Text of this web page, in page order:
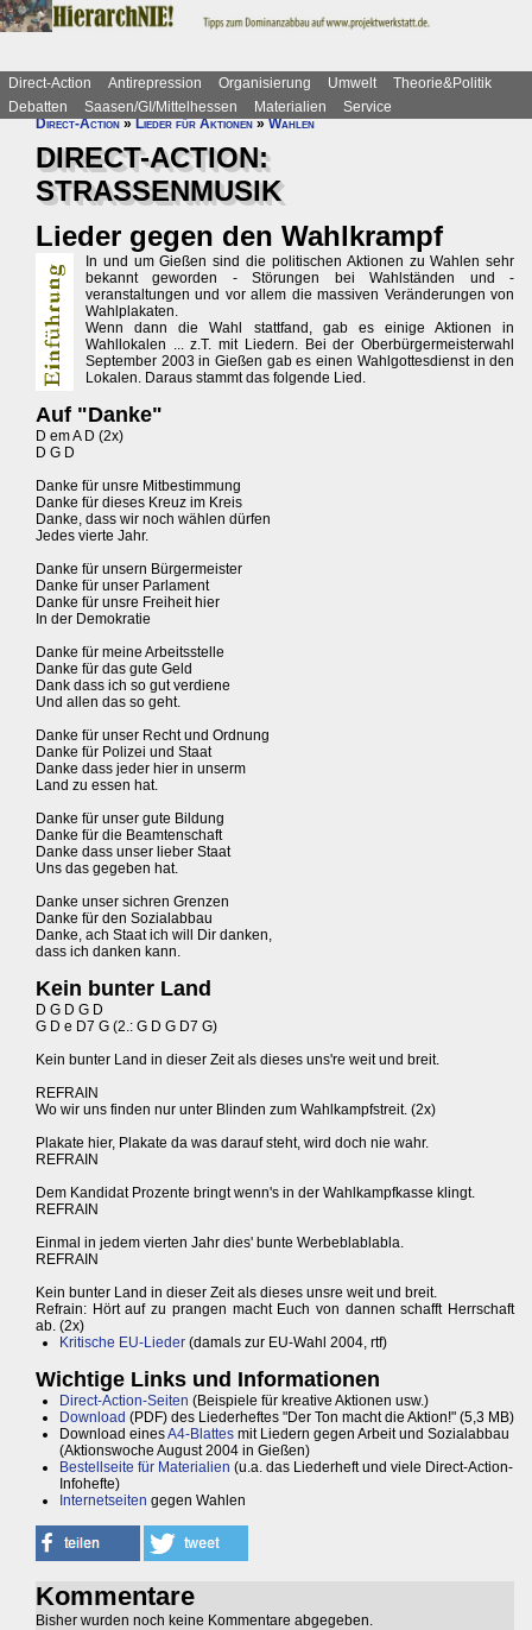
Direct-Action Antirepression Organisierung Umwelt
Theorie&Politik
Debatten
Saasen/GI/Mittelhessen Materialien
Service
Direct-Action»Lieder für Aktionen»Wahlen
DIRECT-ACTION:
STRASSENMUSIK
Lieder gegen den Wahlkrampf
In und um Gießen sind die politischen Aktionen zu Wahlen sehr
bekannt geworden - Störungen bei Wahlständen und -
veranstaltungen und vor allem die massiven Veränderungen von
Wahlplakaten.
Wenn dann die Wahl stattfand, gab es einige Aktionen in
Wahllokalen ... z.T. mit Liedern. Bei der Oberbürgermeisterwahl
September 2003 in Gießen gab es einen Wahlgottesdienst in den
Lokalen. Daraus stammt das folgende Lied.
Auf "Danke"
D em A D (2x)
D G D
Danke für unsre Mitbestimmung
Danke für dieses Kreuz im Kreis
Danke, dass wir noch wählen dürfen
Jedes vierte Jahr.
Danke für unsern Bürgermeister
Danke für unser Parlament
Danke für unsre Freiheit hier
In der Demokratie
Danke für meine Arbeitsstelle
Danke für das gute Geld
Dank dass ich so gut verdiene
Und allen das so geht.
Danke für unser Recht und Ordnung
Danke für Polizei und Staat
Danke dass jeder hier in unserm
Land zu essen hat.
Danke für unser gute Bildung
Danke für die Beamtenschaft
Danke dass unser lieber Staat
Uns das gegeben hat.
Danke unser sichren Grenzen
Danke für den Sozialabbau
Danke, ach Staat ich will Dir danken,
dass ich danken kann.
Kein bunter Land
D G D G D
G D e D7 G (2.: G D G D7 G)
Kein bunter Land in dieser Zeit als dieses uns're weit und breit.
REFRAIN
Wo wir uns finden nur unter Blinden zum Wahlkampfstreit. (2x)
Plakate hier, Plakate da was darauf steht, wird doch nie wahr.
REFRAIN
Dem Kandidat Prozente bringt wenn's in der Wahlkampfkasse klingt.
REFRAIN
Einmal in jedem vierten Jahr dies' bunte Werbeblablabla.
REFRAIN
Kein bunter Land in dieser Zeit als dieses unsre weit und breit.
Refrain: Hört auf zu prangen macht Euch von dannen schafft Herrschaft
ab. (2x)
Kritische EU-Lieder (damals zur EU-Wahl 2004, rtf)
Wichtige Links und Informationen
Direct-Action-Seiten (Beispiele für kreative Aktionen usw.)
Download (PDF) des Liederheftes "Der Ton macht die Aktion!" (5,3 MB)
Download einesA4-Blattes mit Liedern gegen Arbeit und Sozialabbau
(Aktionswoche August 2004 in Gießen)
Bestellseite für Materialien (u.a. das Liederheft und viele Direct-Action-
Infohefte)
Internetseiten gegen Wahlen
Kommentare
Bisher wurden noch keine Kommentare abgegeben.